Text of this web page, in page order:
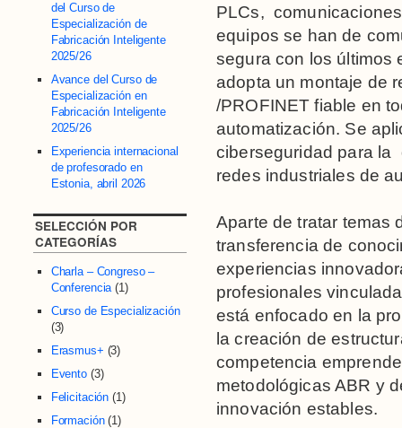
PLCs,
equipos se han de
segura con los últimos
adopta un montaje de
/PROFINET fiable en
automatización. Se
ciberseguridad para la
redes industriales de
Aparte de tratar temas
transferencia de
experiencias
profesionales
está enfocado en la
la creación de
competencia
metodológicas ABR y
innovación estables.
del Curso de
Especialización de
Fabricación Inteligente
2025/26
Avance del Curso de
Especialización en
Fabricación Inteligente
2025/26
Experiencia internacional
de profesorado en
Estonia, abril 2026
SELECCIÓN POR
CATEGORÍAS
Charla – Congreso –
Conferencia (1)
Curso de Especialización
(3)
Erasmus+ (3)
Evento(3)
Felicitación (1)
Formación(1)